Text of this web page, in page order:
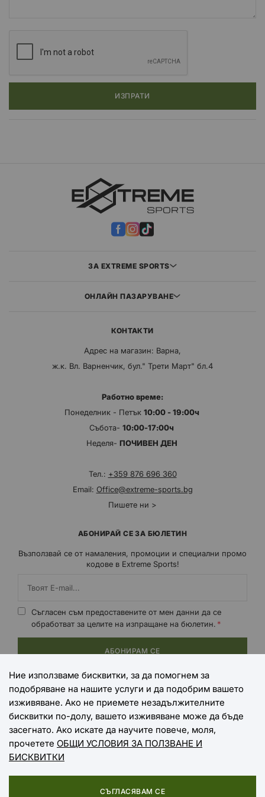
ИЗПРАТИ
ЗА EXTREME SPORTS
ОНЛАЙН ПАЗАРУВАНЕ
КОНТАКТИ
Адрес на магазин: Варна,
ж.к. Вл. Варненчик, бул." Трети Март" бл.4
Работно време:
Понеделник - Петък 10:00 - 19:00ч
Събота- 10:00-17:00ч
Неделя- ПОЧИВЕН ДЕН
Тел.: +359 876 696 360
Email: Office@extreme-sports.bg
Пишете ни >
АБОНИРАЙ СЕ ЗА БЮЛЕТИН
Възползвай се от намаления, промоции и специални промо
кодове в Extreme Sports!
Съгласен съм предоставените от мен данни да се
обработват за целите на изпращане на бюлетин.
АБОНИРАМ СЕ
НАЧИНИ НА ПЛАЩАНЕ
НАЧИНИ НА ДОСТАВКА
Ние използваме бисквитки, за да помогнем за
подобряване на нашите услуги и да подобрим вашето
изживяване. Ако не приемете незадължителните
бисквитки по-долу, вашето изживяване може да бъде
засегнато. Ако искате да научите повече, моля,
прочетете ОБЩИ УСЛОВИЯ ЗА ПОЛЗВАНЕ И
БИСКВИТКИ
СЪГЛАСЯВАМ СЕ